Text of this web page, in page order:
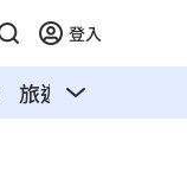
登入
旅遊 汽車